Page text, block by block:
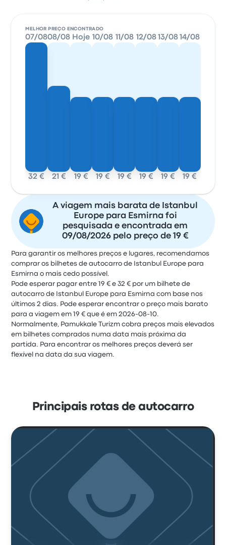
MELHOR PREÇO ENCONTRADO
07/08
32 €
08/08
21 €
Hoje
19 €
10/08
19 €
11/08
19 €
12/08
19 €
13/08
19 €
14/08
19 €
A viagem mais barata de Istanbul
Europe para Esmirna foi
pesquisada e encontrada em
09/08/2026 pelo preço de 19 €
Para garantir os melhores preços e lugares, recomendamos
comprar os bilhetes de autocarro de Istanbul Europe para
Esmirna o mais cedo possível.
Pode esperar pagar entre 19 € e 32 € por um bilhete de
autocarro de Istanbul Europe para Esmirna com base nos
últimos 2 dias. Pode esperar encontrar o preço mais barato
para a viagem em 19 € que é em 2026-08-10.
Normalmente, Pamukkale Turizm cobra preços mais elevados
em bilhetes comprados numa data mais próxima da
partida. Para encontrar os melhores preços deverá ser
flexível na data da sua viagem.
Principais rotas de autocarro